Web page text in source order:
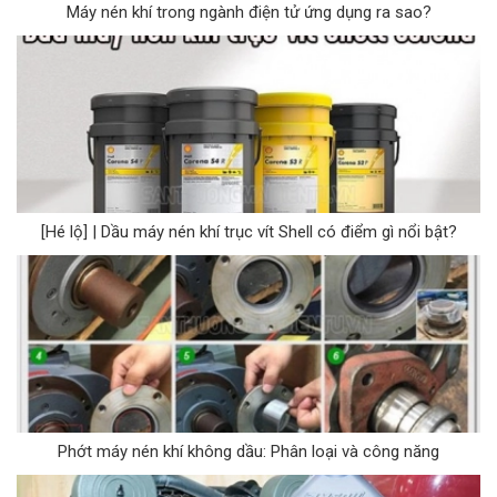
Máy nén khí trong ngành điện tử ứng dụng ra sao?
[Hé lộ] | Dầu máy nén khí trục vít Shell có điểm gì nổi bật?
Phớt máy nén khí không dầu: Phân loại và công năng